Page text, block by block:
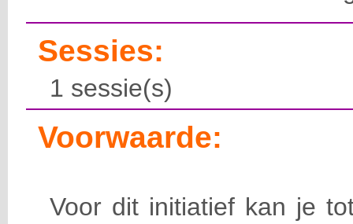
Sessies:
1 sessie(s)
Voorwaarde:
Voor dit initiatief kan je